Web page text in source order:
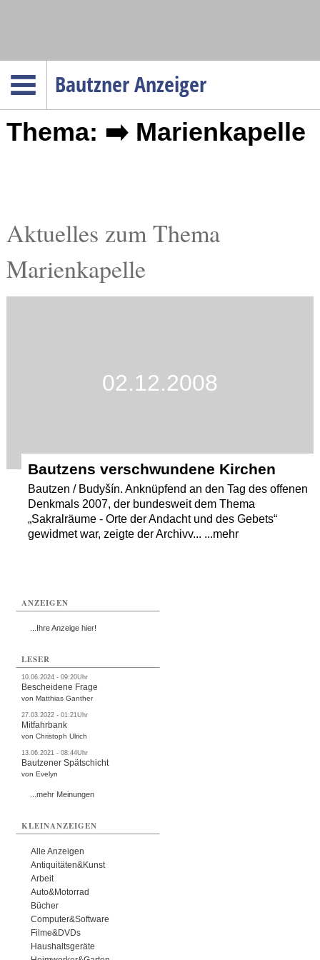
Bautzner Anzeiger
Menüpunkte
Startseite
Verkehr
Gesundheit
Thema: ➡️ Marienkapelle
Aktuelles zum Thema
Marienkapelle
02.12.2008
Bautzens verschwundene Kirchen
Bautzen / Budyšín. Anknüpfend an den Tag des offenen
Denkmals 2007, der bundesweit dem Thema
„Sakralräume - Orte der Andacht und des Gebets“
gewidmet war, zeigte der Archivv... ...mehr
ANZEIGEN
...Ihre Anzeige hier!
LESER
10.06.2024 - 09:20Uhr
Bescheidene Frage
von Matthias Ganther
27.03.2022 - 01:21Uhr
Mitfahrbank
von Christoph Ulrich
13.06.2021 - 08:44Uhr
Bautzener Spätschicht
von Evelyn
...mehr Meinungen
KLEINANZEIGEN
Alle Anzeigen
Antiquitäten&Kunst
Arbeit
Auto&Motorrad
Bücher
Computer&Software
Filme&DVDs
Haushaltsgeräte